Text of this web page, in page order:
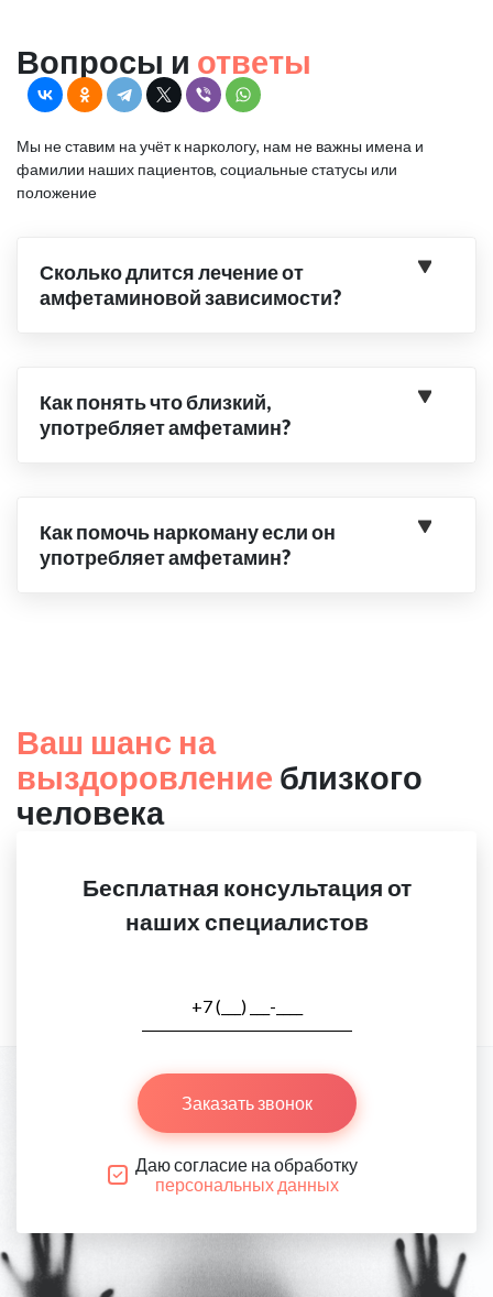
Вопросы и ответы
Мы не ставим на учёт к наркологу, нам не важны имена и
фамилии наших пациентов, социальные статусы или
положение
Сколько длится лечение от
амфетаминовой зависимости?
Как понять что близкий,
употребляет амфетамин?
Как помочь наркоману если он
употребляет амфетамин?
Ваш шанс на
выздоровление близкого
человека
Бесплатная консультация от
наших специалистов
Заказать звонок
Даю согласие на обработку
персональных данных